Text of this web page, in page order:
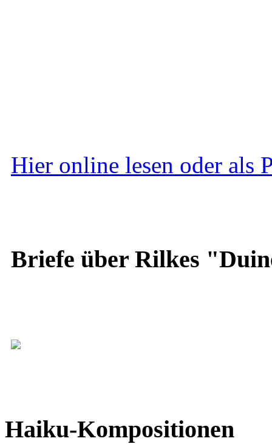
Hier online lesen oder als
Briefe über Rilkes
Haiku-Kompositionen